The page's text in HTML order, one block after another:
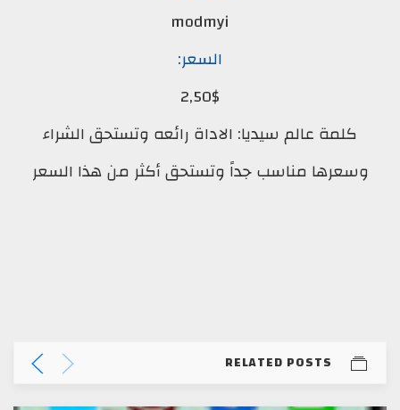
modmyi
السعر:
2,50$
كلمة عالم سيديا: الاداة رائعه وتستحق الشراء
وسعرها مناسب جداً وتستحق أكثر من هذا السعر
RELATED POSTS